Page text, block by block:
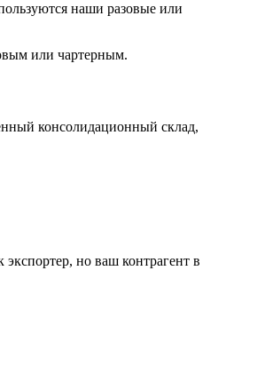
наши разовые или
или чартерным.
консолидационный склад,
но ваш контрагент в